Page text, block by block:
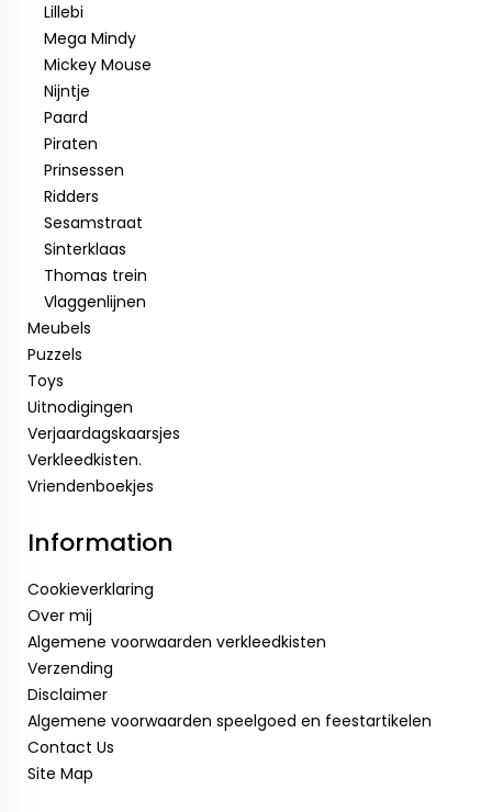
Lillebi
Mega Mindy
Mickey Mouse
Nijntje
Paard
Piraten
Prinsessen
Ridders
Sesamstraat
Sinterklaas
Thomas trein
Vlaggenlijnen
Meubels
Puzzels
Toys
Uitnodigingen
Verjaardagskaarsjes
Verkleedkisten.
Vriendenboekjes
Information
Cookieverklaring
Over mij
Algemene voorwaarden verkleedkisten
Verzending
Disclaimer
Algemene voorwaarden speelgoed en feestartikelen
Contact Us
Site Map